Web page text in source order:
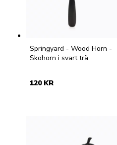
Springyard - Wood Horn -
Skohorn i svart trä
120 KR